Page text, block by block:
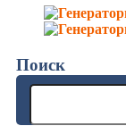
Поиск